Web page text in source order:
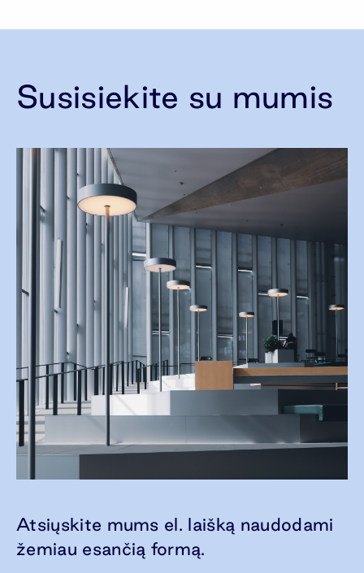
Susisiekite su mumis
Atsiųskite mums el. laišką naudodami
žemiau esančią formą.